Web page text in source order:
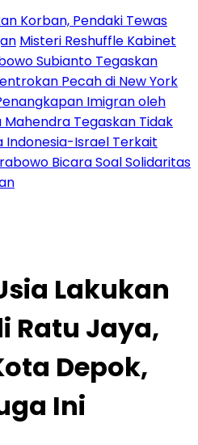
Korban, Pendaki Tewas
Misteri Reshuffle Kabinet
Subianto Tegaskan
Pecah di New York
Imigran oleh
Mahendra Tegaskan Tidak
Indonesia-Israel Terkait
Bicara Soal Solidaritas
Lakukan
Ratu Jaya,
Depok,
Ini